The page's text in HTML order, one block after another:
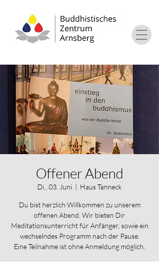
Offener Abend
Di., 03. Juni
  |
Haus Tanneck
Du bist herzlich Willkommen zu unserem
offenen Abend. Wir bieten Dir
Meditationsunterricht für Anfänger, sowie ein
wechselndes Programm nach der Pause.
Eine Teilnahme ist ohne Anmeldung möglich.